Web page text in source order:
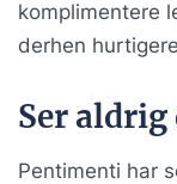
komplimentere
derhen
Ser aldrig
Pentimenti har